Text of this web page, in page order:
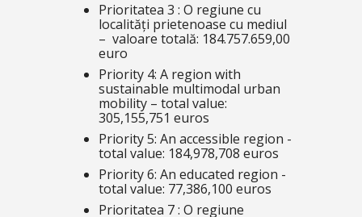
Prioritatea 3 : O regiune cu
localități prietenoase cu mediul
– valoare totală: 184.757.659,00
euro
Priority 4: A region with
sustainable multimodal urban
mobility – total value:
305,155,751 euros
Priority 5: An accessible region -
total value: 184,978,708 euros
Priority 6: An educated region -
total value: 77,386,100 euros
Prioritatea 7 : O regiune